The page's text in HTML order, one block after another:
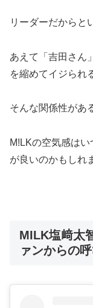
リーダーだからと
あえて「吉田さん
を縮めてイジられ
そんな関係性があ
M!LKの空気感は
が良いのかもしれ
MILK塩﨑太
ァンからの